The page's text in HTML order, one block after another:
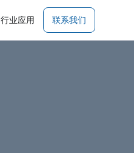
行业应用 联系我们